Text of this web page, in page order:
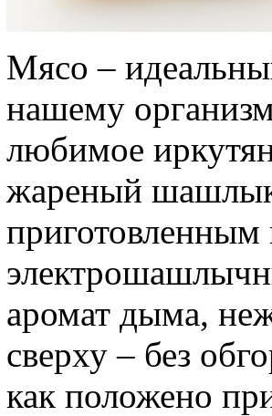
Мясо –
нашему
любимое
жареный шашлык
аромат дыма,
сверху – без
как положено